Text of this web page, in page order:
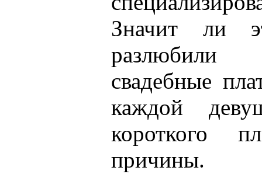
Значит ли
свадебные
каждой
короткого
причины.